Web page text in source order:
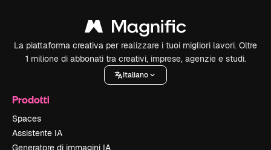
La piattaforma creativa per realizzare i tuoi migliori lavori. Oltre
1 milione di abbonati tra creativi, imprese, agenzie e studi.
Italiano
Prodotti
Spaces
Assistente IA
Generatore di immagini IA